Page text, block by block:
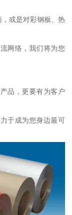
或是对彩钢板、热
网络，我们将为您
品，更要有为客户
于成为您身边最可